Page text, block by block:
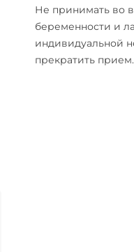
Не принимать во
беременности и
индивидуальной
прекратить прием.